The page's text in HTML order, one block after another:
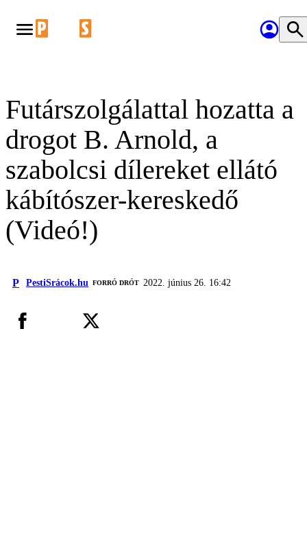
Futárszolgálattal hozatta a
drogot B. Arnold, a
szabolcsi dílereket ellátó
kábítószer-kereskedő
(Videó!)
P PestiSrácok.hu FORRÓ DRÓT 2022. június 26. 16:42